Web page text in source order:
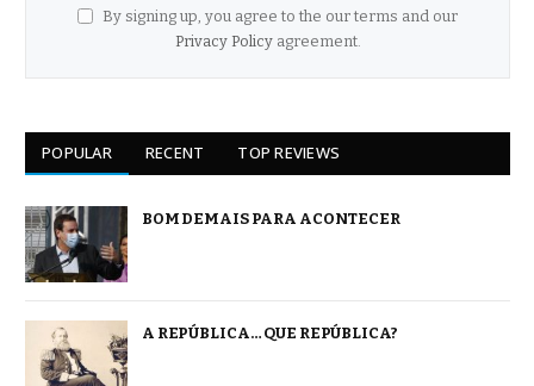
By signing up, you agree to the our terms and our
Privacy Policyagreement.
POPULAR RECENT TOP REVIEWS
BOM DEMAIS PARA ACONTECER
A REPÚBLICA… QUE REPÚBLICA?